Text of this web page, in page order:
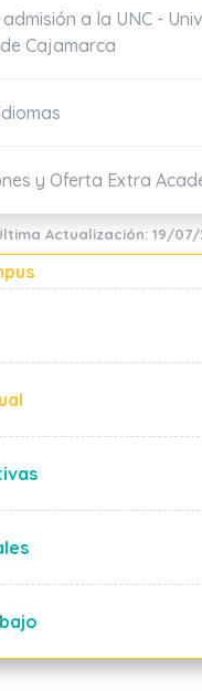
a la UNC -
Cajamarca
y Oferta Extra
Actualización: 19/07/